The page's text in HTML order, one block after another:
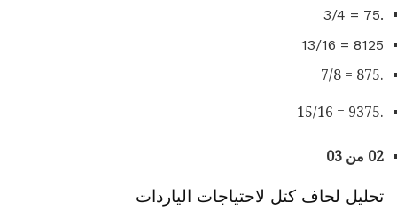
.75 = 3/4
8125 = 13/16
.875 = 7/8
.9375 = 15/16
02 من 03
تحليل لحاف كتل لاحتياجات الياردات